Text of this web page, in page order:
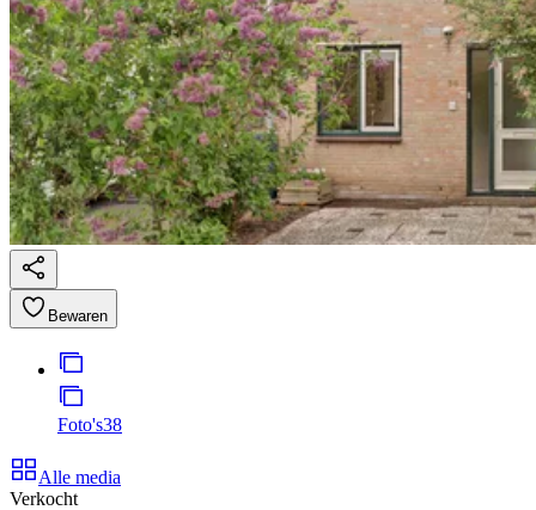
Bewaren
Foto's38
Alle media
Verkocht